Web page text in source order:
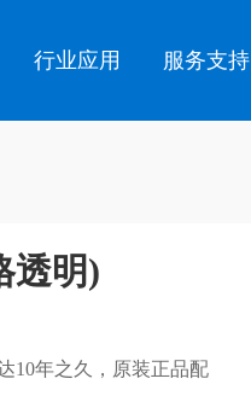
行业应用 服务支持
透明)
10年之久，原装正品配